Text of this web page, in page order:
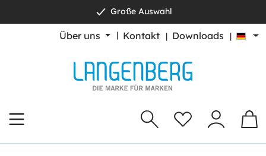
Große Auswahl
Über uns Kontakt Downloads